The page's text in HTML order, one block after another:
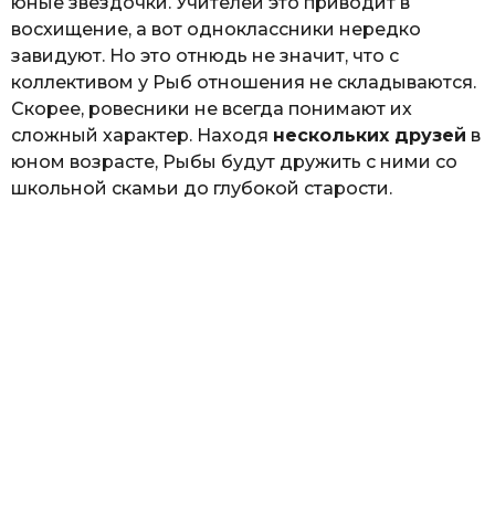
восхищение, а вот одноклассники нередко
завидуют. Но это отнюдь не значит, что с
коллективом у Рыб отношения не складываются.
Скорее, ровесники не всегда понимают их
сложный характер. Находя нескольких друзей в
юном возрасте, Рыбы будут дружить с ними со
школьной скамьи до глубокой старости.